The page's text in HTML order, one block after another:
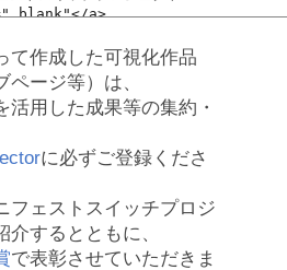
て作成した可視化作品
ページ等）は、
活用した成果等の集約・
に必ずご登録くださ
フェストスイッチプロジ
介するとともに、
で表彰させていただきま